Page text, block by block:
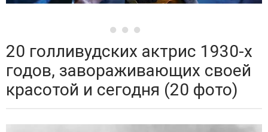
20 голливудских актрис 1930-х
годов, завораживающих своей
красотой и сегодня (20 фото)